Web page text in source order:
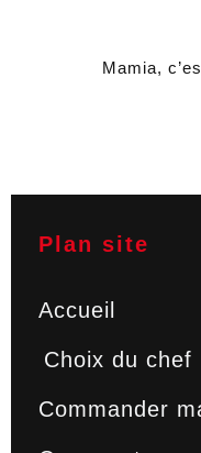
Mamia,
Plan site
Accueil
Choix du chef
Commander